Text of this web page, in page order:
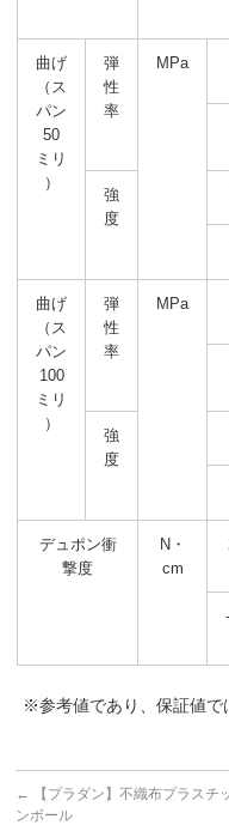
曲げ
（ス
パン
50
ミリ
）
弾
性
率
MPa
強
度
曲げ
（ス
パン
100
ミリ
）
弾
性
率
MPa
強
度
デュポン衝
撃度
N・
cm
※参考値であり、保証値で
←
【プラダン】不織布プラスチ
ンボール